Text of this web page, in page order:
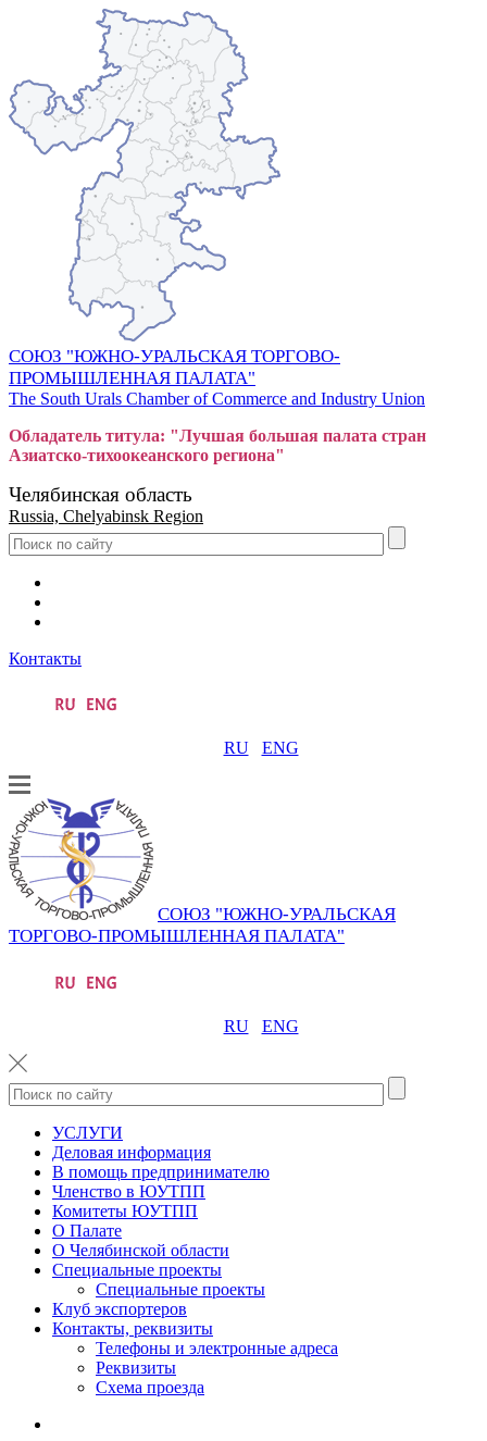
СОЮЗ "ЮЖНО-УРАЛЬСКАЯ ТОРГОВО-
ПРОМЫШЛЕННАЯ ПАЛАТА"
The South Urals Chamber of Commerce and Industry Union
Обладатель титула: "Лучшая большая палата стран
Азиатско-тихоокеанского региона"
Челябинская область
Russia, Chelyabinsk Region
Контакты
RU ENG
СОЮЗ "ЮЖНО-УРАЛЬСКАЯ
ТОРГОВО-ПРОМЫШЛЕННАЯ ПАЛАТА"
RU ENG
УСЛУГИ
Деловая информация
В помощь предпринимателю
Членство в ЮУТПП
Комитеты ЮУТПП
О Палате
О Челябинской области
Специальные проекты
Специальные проекты
Клуб экспортеров
Контакты, реквизиты
Телефоны и электронные адреса
Реквизиты
Схема проезда